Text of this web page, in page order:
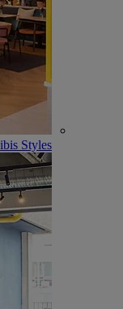
ibis Styles